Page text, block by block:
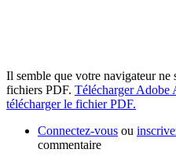
Il semble que votre navigateur
fichiers PDF. Télécharger Adobe
télécharger le fichier PDF.
Connectez-vous ou
commentaire